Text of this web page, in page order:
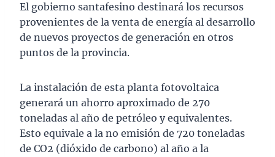
El gobierno santafesino destinará los recursos
provenientes de la venta de energía al desarrollo
de nuevos proyectos de generación en otros
puntos de la provincia.
La instalación de esta planta fotovoltaica
generará un ahorro aproximado de 270
toneladas al año de petróleo y equivalentes.
Esto equivale a la no emisión de 720 toneladas
de CO2 (dióxido de carbono) al año a la